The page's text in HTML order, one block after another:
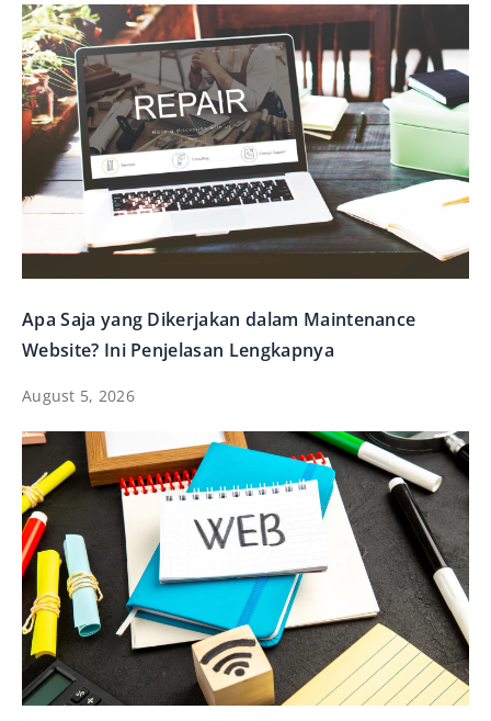
Apa Saja yang Dikerjakan dalam Maintenance
Website? Ini Penjelasan Lengkapnya
August 5, 2026